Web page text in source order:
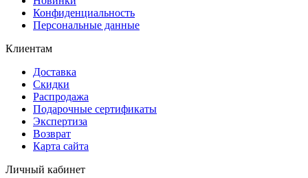
Конфиденциальность
Персональные данные
Клиентам
Доставка
Скидки
Распродажа
Подарочные сертификаты
Экспертиза
Возврат
Карта сайта
Личный кабинет